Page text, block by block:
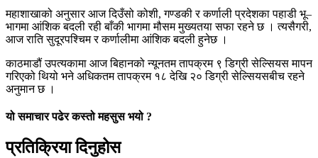
महाशाखाको अनुसार आज दिउँसो कोशी, गण्डकी र कर्णाली प्रदेशका पहाडी भू–
भागमा आंशिक बदली रही बाँकी भागमा मौसम मुख्यतया सफा रहने छ । त्यसैगरी,
आज राति सुदूरपश्चिम र कर्णालीमा आंशिक बदली हुनेछ ।
काठमाडौं उपत्यकामा आज बिहानको न्यूनतम तापक्रम ९ डिग्री सेल्सियस मापन
गरिएको थियो भने अधिकतम तापक्रम १८ देखि २० डिग्री सेल्सियसबीच रहने
अनुमान छ ।
यो समाचार पढेर कस्तो महसुस भयो ?
प्रतिक्रिया दिनुहोस